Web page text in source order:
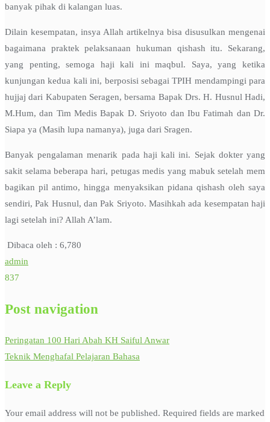
banyak pihak di kalangan luas.
Dilain kesempatan, insya Allah artikelnya bisa disusulkan mengenai
bagaimana praktek pelaksanaan hukuman qishash itu. Sekarang,
yang penting, semoga haji kali ini maqbul. Saya, yang ketika
kunjungan kedua kali ini, berposisi sebagai TPIH mendampingi para
hujjaj dari Kabupaten Seragen, bersama Bapak Drs. H. Husnul Hadi,
M.Hum, dan Tim Medis Bapak D. Sriyoto dan Ibu Fatimah dan Dr.
Siapa ya (Masih lupa namanya), juga dari Sragen.
Banyak pengalaman menarik pada haji kali ini. Sejak dokter yang
sakit selama beberapa hari, petugas medis yang mabuk setelah mem
bagikan pil antimo, hingga menyaksikan pidana qishash oleh saya
sendiri, Pak Husnul, dan Pak Sriyoto. Masihkah ada kesempatan haji
lagi setelah ini? Allah A’lam.
Dibaca oleh : 6,780
admin
837
Post navigation
Peringatan 100 Hari Abah KH Saiful Anwar
Teknik Menghafal Pelajaran Bahasa
Leave a Reply
Your email address will not be published. Required fields are marked